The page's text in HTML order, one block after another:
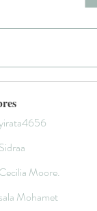
Moore.
Mohamet